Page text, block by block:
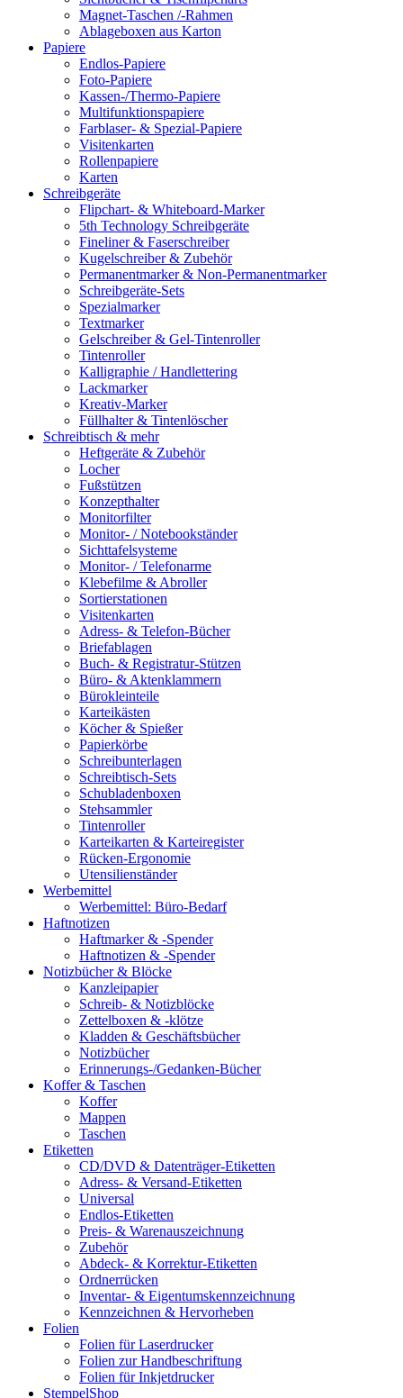
Magnet-Taschen /-Rahmen
Ablageboxen aus Karton
Papiere
Endlos-Papiere
Foto-Papiere
Kassen-/Thermo-Papiere
Multifunktionspapiere
Farblaser- & Spezial-Papiere
Visitenkarten
Rollenpapiere
Karten
Schreibgeräte
Flipchart- & Whiteboard-Marker
5th Technology Schreibgeräte
Fineliner & Faserschreiber
Kugelschreiber & Zubehör
Permanentmarker & Non-Permanentmarker
Schreibgeräte-Sets
Spezialmarker
Textmarker
Gelschreiber & Gel-Tintenroller
Tintenroller
Kalligraphie / Handlettering
Lackmarker
Kreativ-Marker
Füllhalter & Tintenlöscher
Schreibtisch & mehr
Heftgeräte & Zubehör
Locher
Fußstützen
Konzepthalter
Monitorfilter
Monitor- / Notebookständer
Sichttafelsysteme
Monitor- / Telefonarme
Klebefilme & Abroller
Sortierstationen
Visitenkarten
Adress- & Telefon-Bücher
Briefablagen
Buch- & Registratur-Stützen
Büro- & Aktenklammern
Bürokleinteile
Karteikästen
Köcher & Spießer
Papierkörbe
Schreibunterlagen
Schreibtisch-Sets
Schubladenboxen
Stehsammler
Tintenroller
Karteikarten & Karteiregister
Rücken-Ergonomie
Utensilienständer
Werbemittel
Werbemittel: Büro-Bedarf
Haftnotizen
Haftmarker & -Spender
Haftnotizen & -Spender
Notizbücher & Blöcke
Kanzleipapier
Schreib- & Notizblöcke
Zettelboxen & -klötze
Kladden & Geschäftsbücher
Notizbücher
Erinnerungs-/Gedanken-Bücher
Koffer & Taschen
Koffer
Mappen
Taschen
Etiketten
CD/DVD & Datenträger-Etiketten
Adress- & Versand-Etiketten
Universal
Endlos-Etiketten
Preis- & Warenauszeichnung
Zubehör
Abdeck- & Korrektur-Etiketten
Ordnerrücken
Inventar- & Eigentumskennzeichnung
Kennzeichnen & Hervorheben
Folien
Folien für Laserdrucker
Folien zur Handbeschriftung
Folien für Inkjetdrucker
StempelShop